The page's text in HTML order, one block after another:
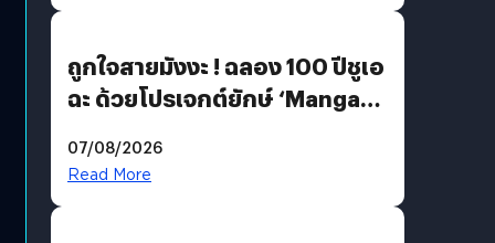
ถูกใจสายมังงะ ! ฉลอง 100 ปีชูเอ
ฉะ ด้วยโปรเจกต์ยักษ์ ‘Manga
มีภาษาไทยด้วย
07/08/2026
Read More